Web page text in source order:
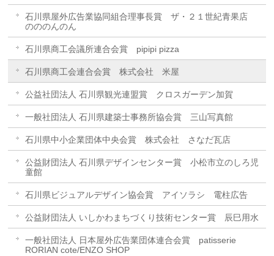
石川県屋外広告業協同組合理事長賞 ザ・２１世紀青果店
のののんのん
石川県商工会議所連合会賞 pipipi pizza
石川県商工会連合会賞 株式会社 米屋
公益社団法人 石川県観光連盟賞 クロスガーデン加賀
一般社団法人 石川県建築士事務所協会賞 三山写真館
石川県中小企業団体中央会賞 株式会社 さなだ瓦店
公益財団法人 石川県デザインセンター賞 小松市立のしろ児
童館
石川県ビジュアルデザイン協会賞 アイソラシ 電柱広告
公益財団法人 いしかわまちづくり技術センター賞 辰巳用水
一般社団法人 日本屋外広告業団体連合会賞 patisserie
RORIAN cote/ENZO SHOP